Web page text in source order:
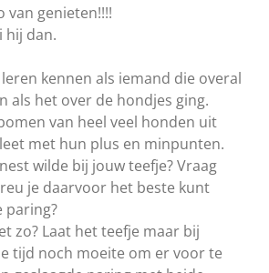
van genieten!!!!
hij dan.
kennen als iemand die overal
als het over de hondjes ging.
van heel veel honden uit
met hun plus en minpunten.
wilde bij jouw teefje? Vraag
je daarvoor het beste kunt
paring?
zo? Laat het teefje maar bij
tijd noch moeite om er voor te